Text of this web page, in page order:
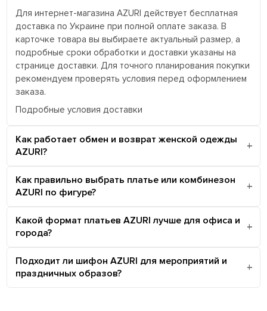
Для интернет-магазина AZURI действует бесплатная
доставка по Украине при полной оплате заказа. В
карточке товара вы выбираете актуальный размер, а
подробные сроки обработки и доставки указаны на
странице доставки. Для точного планирования покупки
рекомендуем проверять условия перед оформлением
заказа.
Подробные условия доставки
Как работает обмен и возврат женской одежды
AZURI?
Как правильно выбрать платье или комбинезон
AZURI по фигуре?
Какой формат платьев AZURI лучше для офиса и
города?
Подходит ли шифон AZURI для мероприятий и
праздничных образов?